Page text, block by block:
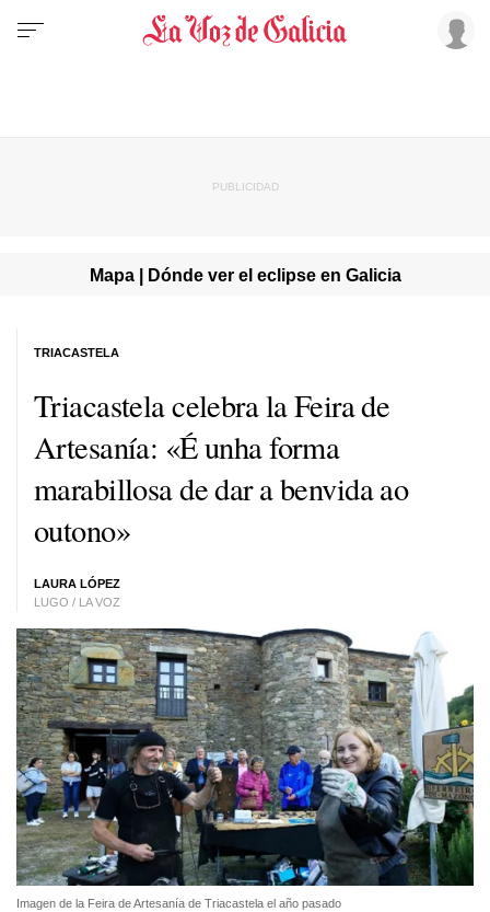
Mapa | Dónde ver el eclipse en Galicia
Triacastela celebra la Feira de
Artesanía: «É unha forma
marabillosa de dar a benvida ao
outono»
LAURA LÓPEZ
LUGO / LA VOZ
TRIACASTELA
Imagen de la Feira de Artesanía de Triacastela el año pasado